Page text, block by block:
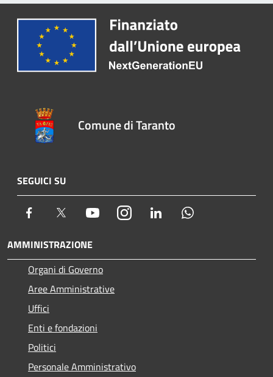
Comune di Taranto
SEGUICI SU
Facebook Twitter YoutubeInstagram LinkedIn
AMMINISTRAZIONE
Organi di Governo
Aree Amministrative
Uffici
Enti e fondazioni
Politici
Personale Amministrativo